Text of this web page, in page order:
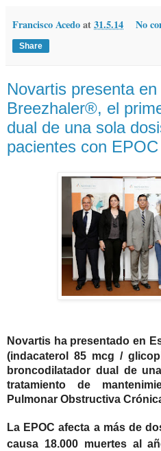
Francisco Acedoat31.5.14 No
Share
Novartis presenta
Breezhaler®, el
dual de una sola
pacientes con EPOC
Novartis ha presentado en
(indacaterol 85 mcg /
broncodilatador dual de
tratamiento de
Pulmonar Obstructiva
La EPOC afecta a más de
causa 18.000 muertes al